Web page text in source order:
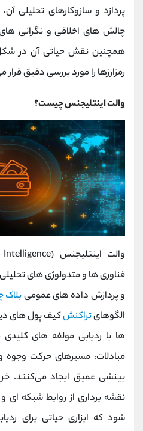
‌پردازد و سازوکارهای تحلیلی
چالش‌ های اخلاقی و نگرانی‌
همچنین نقش حیاتی آن در
رمزارزها را مورد بررسی دقیق
والت اینتلیجنس چیست؟
فناوری‌ ها و متدولوژی ‌های
و پردازش داده‌ های عمومیبلاک
الگوهایتراکنشکیف پول ‌های
ها با ردیابی مولفه ‌های کلیدی
مبادلات، مسیرهای حرکت وجوه
بینشی عمیق ایجاد می‌کنند.
نقشه‌ برداری از روابط شبکه ‌ای و
‌شود که ابزاری حیاتی برای